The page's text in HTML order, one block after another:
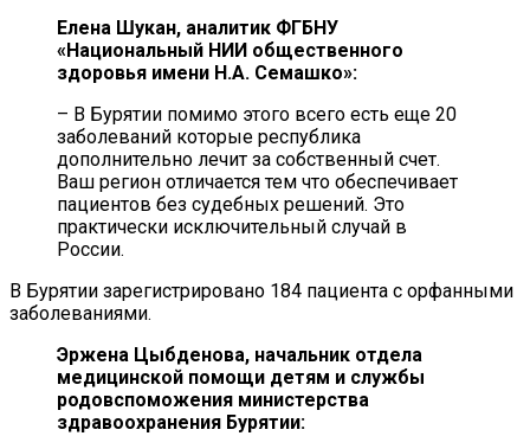
Елена Шукан, аналитик ФГБНУ
«Национальный НИИ общественного
здоровья имени Н.А. Семашко»:
– В Бурятии помимо этого всего есть еще 20
заболеваний которые республика
дополнительно лечит за собственный счет.
Ваш регион отличается тем что обеспечивает
пациентов без судебных решений. Это
практически исключительный случай в
России.
В Бурятии зарегистрировано 184 пациента с орфанными
заболеваниями.
Эржена Цыбденова, начальник отдела
медицинской помощи детям и службы
родовспоможения министерства
здравоохранения Бурятии: